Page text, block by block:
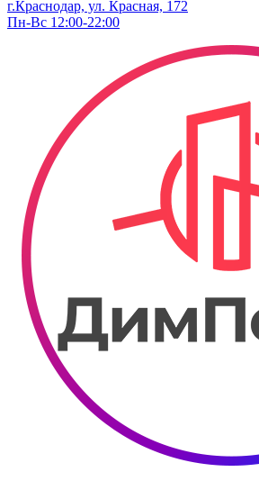
г.Краснодар, ул. ​Красная, 172
Пн-Вс 12:00-22:00